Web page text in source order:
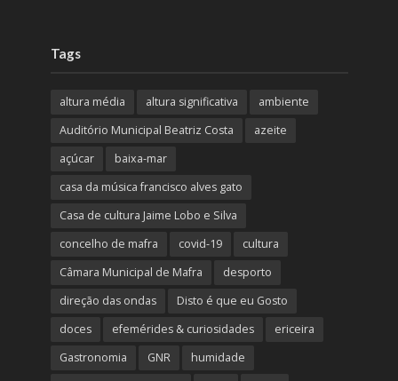
Tags
altura média altura significativa
ambiente
Auditório Municipal Beatriz Costa
azeite
açúcar
baixa-mar
casa da música francisco alves gato
Casa de cultura Jaime Lobo e Silva
concelho de mafra
covid-19
cultura
Câmara Municipal de Mafra
desporto
direção das ondas
Disto é que eu Gosto
doces
efemérides & curiosidades
ericeira
Gastronomia
GNR
humidade